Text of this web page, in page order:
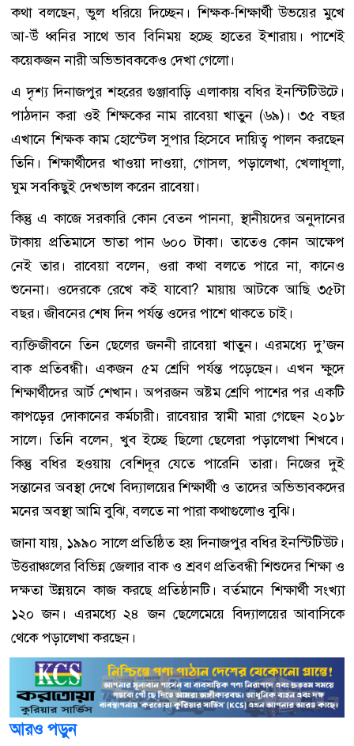
কথা বলছেন, ভুল ধরিয়ে দিচ্ছেন। শিক্ষক-শিক্ষার্থী উভয়ের মুখে
আ-উঁ ধ্বনির সাথে ভাব বিনিময় হচ্ছে হাতের ইশারায়। পাশেই
কয়েকজন নারী অভিভাবককেও দেখা গেলো।
এ দৃশ্য দিনাজপুর শহরের গুঞ্জাবাড়ি এলাকায় বধির ইনস্টিটিউটে।
পাঠদান করা ওই শিক্ষকের নাম রাবেয়া খাতুন (৬৯)। ৩৫ বছর
এখানে শিক্ষক কাম হোস্টেল সুপার হিসেবে দায়িত্ব পালন করছেন
তিনি। শিক্ষার্থীদের খাওয়া দাওয়া, গোসল, পড়ালেখা, খেলাধূলা,
ঘুম সবকিছুই দেখভাল করেন রাবেয়া।
কিন্তু এ কাজে সরকারি কোন বেতন পাননা, স্থানীয়দের অনুদানের
টাকায় প্রতিমাসে ভাতা পান ৬০০ টাকা। তাতেও কোন আক্ষেপ
নেই তার। রাবেয়া বলেন, ওরা কথা বলতে পারে না, কানেও
শুনেনা। ওদেরকে রেখে কই যাবো? মায়ায় আটকে আছি ৩৫টা
বছর। জীবনের শেষ দিন পর্যন্ত ওদের পাশে থাকতে চাই।
ব্যক্তিজীবনে তিন ছেলের জননী রাবেয়া খাতুন। এরমধ্যে দু’জন
বাক প্রতিবন্ধী। একজন ৫ম শ্রেণি পর্যন্ত পড়েছেন। এখন ক্ষুদে
শিক্ষার্থীদের আর্ট শেখান। অপরজন অষ্টম শ্রেণি পাশের পর একটি
কাপড়ের দোকানের কর্মচারী। রাবেয়ার স্বামী মারা গেছেন ২০১৮
সালে। তিনি বলেন, খুব ইচ্ছে ছিলো ছেলেরা পড়ালেখা শিখবে।
কিন্তু বধির হওয়ায় বেশিদূর যেতে পারেনি তারা। নিজের দুই
সন্তানের অবস্থা দেখে বিদ্যালয়ের শিক্ষার্থী ও তাদের অভিভাবকদের
মনের অবস্থা আমি বুঝি, বলতে না পারা কথাগুলোও বুঝি।
জানা যায়, ১৯৯০ সালে প্রতিষ্ঠিত হয় দিনাজপুর বধির ইনস্টিটিউট।
উত্তরাঞ্চলের বিভিন্ন জেলার বাক ও শ্রবণ প্রতিবন্ধী শিশুদের শিক্ষা ও
দক্ষতা উন্নয়নে কাজ করছে প্রতিষ্ঠানটি। বর্তমানে শিক্ষার্থী সংখ্যা
১২০ জন। এরমধ্যে ২৪ জন ছেলেমেয়ে বিদ্যালয়ের আবাসিকে
থেকে পড়ালেখা করছেন।
আরও পড়ুন